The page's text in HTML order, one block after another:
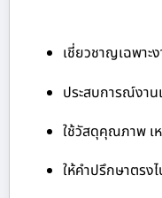
เชี่ยวชาญเฉพาะ
ประสบการณ์งา
ใช้วัสดุคุณภาพ เ
ให้คำปรึกษาตรง